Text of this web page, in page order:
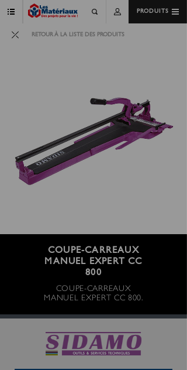
PRODUITS
RETOUR À LA LISTE DES PRODUITS
COUPE-CARREAUX
MANUEL EXPERT CC
800
COUPE-CARREAUX
MANUEL EXPERT CC 800.